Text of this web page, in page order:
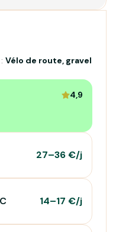
Vélo de route, gravel
4,9
27–36 €/j
14–17 €/j